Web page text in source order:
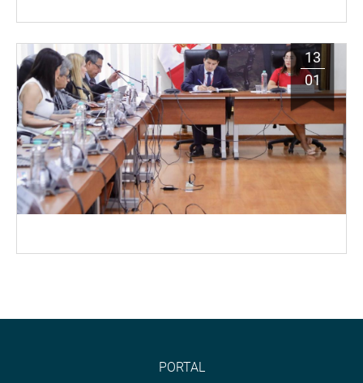
13
01
PORTAL